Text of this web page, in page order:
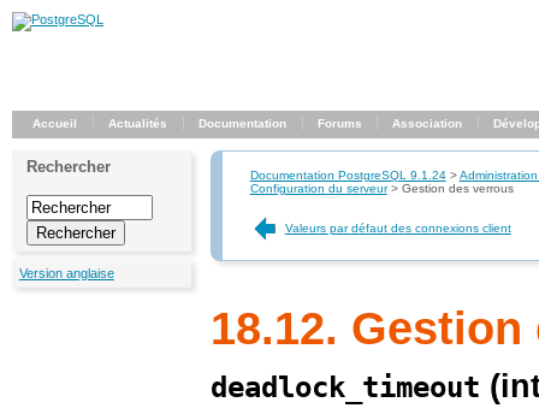
Accueil Actualités Documentation Forums Association
Rechercher
Version anglaise
Documentation PostgreSQL 9.1.24>
Configuration du serveur> Gestion des verrous
Valeurs par défaut des connexions client
18.12.
deadlock_timeout (